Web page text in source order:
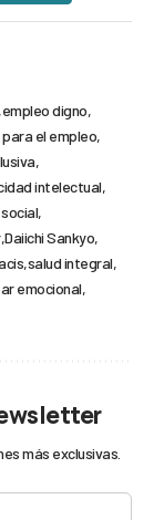
empleo digno
el empleo
intelectual
Daiichi Sankyo
salud integral
emocional
más exclusivas.